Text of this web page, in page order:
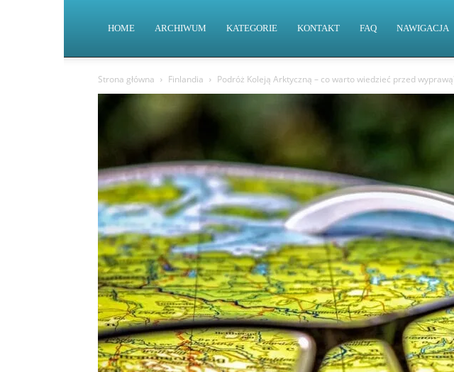
HOME ARCHIWUM KATEGORIE KONTAKT FAQ NAWIGACJA
Strona główna Finlandia Podróż Koleją Arktyczną – co warto wiedzieć przed